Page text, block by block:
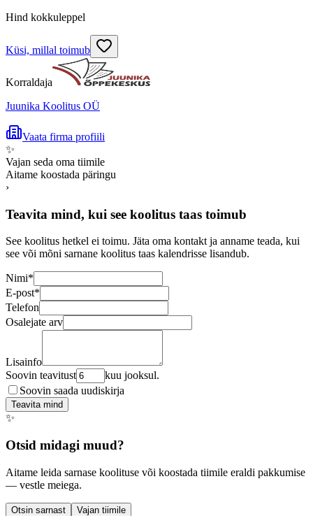
Hind kokkuleppel
Küsi, millal toimub
Korraldaja
Juunika Koolitus OÜ
Vaata firma profiili
✨
Vajan seda oma tiimile
Aitame koostada päringu
›
Teavita mind, kui see koolitus taas toimub
See koolitus hetkel ei toimu. Jäta oma kontakt ja anname teada, kui
see või mõni sarnane koolitus taas kalendrisse lisandub.
Nimi*
E-post*
Telefon
Osalejate arv
Lisainfo
Soovin teavitust
kuu jooksul.
Soovin saada uudiskirja
Teavita mind
✨
Otsid midagi muud?
Aitame leida sarnase koolituse või koostada tiimile eraldi pakkumise
— vestle meiega.
Otsin sarnast Vajan tiimile